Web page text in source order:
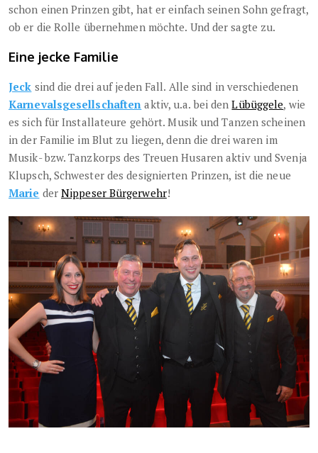
schon einen Prinzen gibt, hat er einfach seinen Sohn gefragt,
ob er die Rolle übernehmen möchte. Und der sagte zu.
Eine jecke Familie
Jeck sind die drei auf jeden Fall. Alle sind in verschiedenen
Karnevalsgesellschaften aktiv, u.a. bei denLübüggele, wie
es sich für Installateure gehört. Musik und Tanzen scheinen
in der Familie im Blut zu liegen, denn die drei waren im
Musik- bzw. Tanzkorps des Treuen Husaren aktiv und Svenja
Klupsch, Schwester des designierten Prinzen, ist die neue
Marie der Nippeser Bürgerwehr!